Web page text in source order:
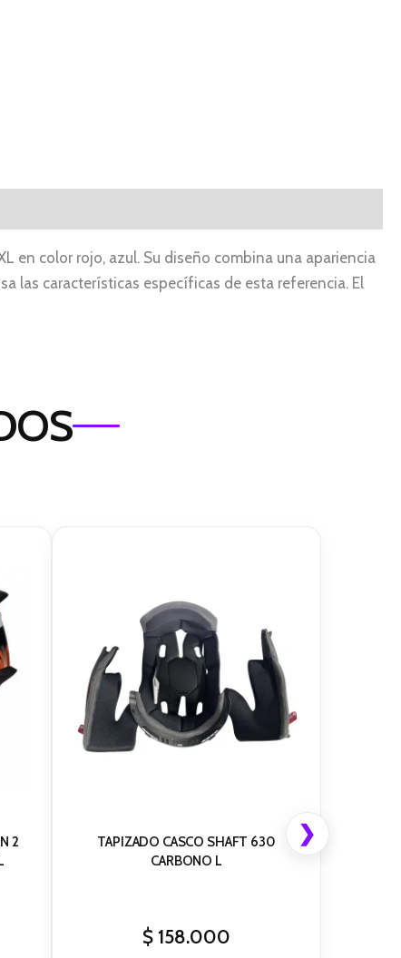
en color rojo, azul. Su diseño combina una apariencia
las características específicas de esta referencia. El
2
TAPIZADO CASCO SHAFT 630
CARBONO L
$ 158.000
❯